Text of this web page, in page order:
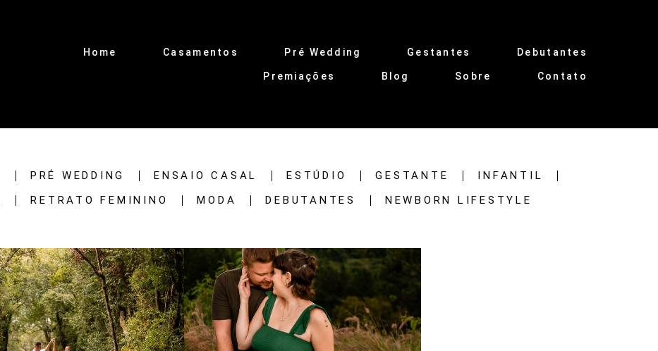
Home Casamentos Pré Wedding Gestantes Debutantes
Premiações Blog Sobre Contato
PRÉ WEDDING ENSAIO CASAL ESTÚDIO GESTANTE
INFANTIL
RETRATO FEMININO MODA DEBUTANTES NEWBORN LIFESTYLE